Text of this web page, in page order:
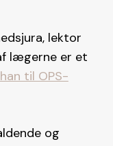
lektor
lægerne er et
til OPS-
og